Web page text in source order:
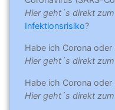
Hier geht´s direkt zum
Infektionsrisiko?
Habe ich Corona
Hier geht´s direkt zum
Habe ich Corona
Hier geht´s direkt zum